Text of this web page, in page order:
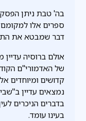
בה' טבת ניתן
ספרים אלו למקומם
דבר שמבטא את
אולם ברוסיה עדיין
של האדמורי"ם
קדושים ומיוחדים
נמצאים עדיין
בדברים הניכרים
בעינו עומד.